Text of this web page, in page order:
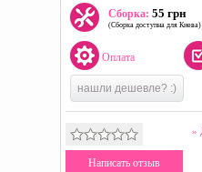
Сборка: 55 грн
(Сборка доступна для Киева)
Оплата
нашли дешевле? :)
»
Написать отзыв